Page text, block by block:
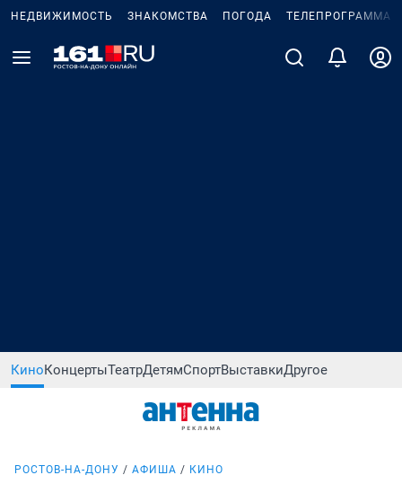
НЕДВИЖИМОСТЬ ЗНАКОМСТВА ПОГОДА ТЕЛЕПРОГРАММА
КиноКонцертыТеатрДетямСпортВыставкиДругое
РОСТОВ-НА-ДОНУ АФИША КИНО